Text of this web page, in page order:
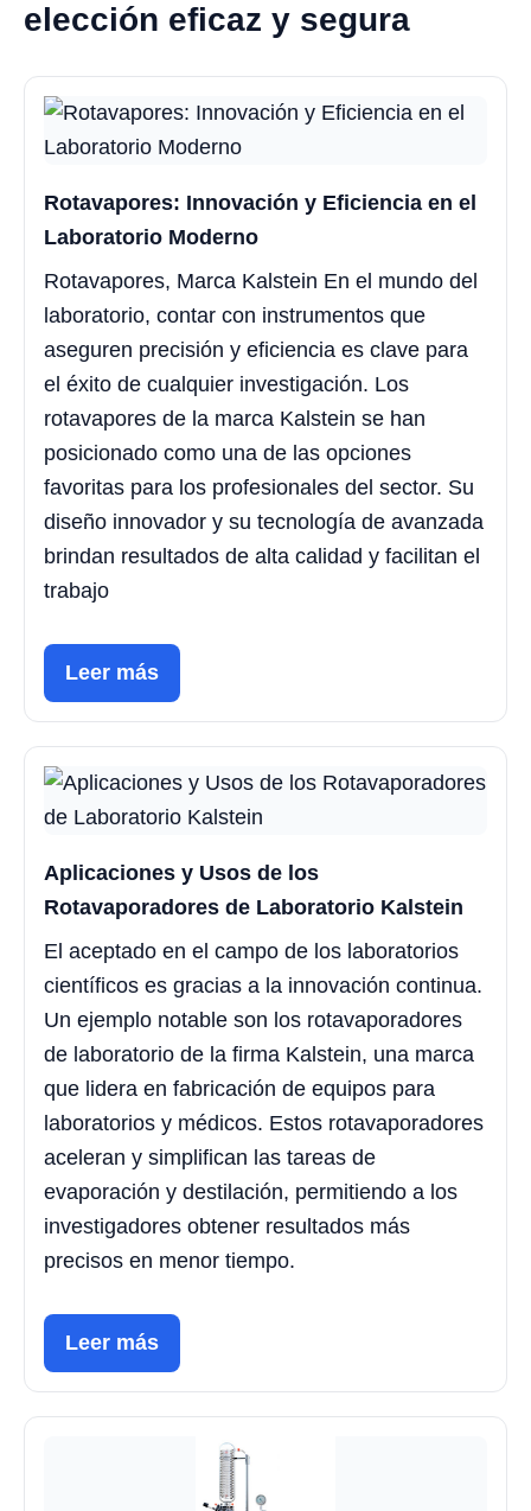
elección eficaz y segura
Rotavapores: Innovación y Eficiencia en el
Laboratorio Moderno
Rotavapores, Marca Kalstein En el mundo del
laboratorio, contar con instrumentos que
aseguren precisión y eficiencia es clave para
el éxito de cualquier investigación. Los
rotavapores de la marca Kalstein se han
posicionado como una de las opciones
favoritas para los profesionales del sector. Su
diseño innovador y su tecnología de avanzada
brindan resultados de alta calidad y facilitan el
trabajo
Leer más
Aplicaciones y Usos de los
Rotavaporadores de Laboratorio Kalstein
El aceptado en el campo de los laboratorios
científicos es gracias a la innovación continua.
Un ejemplo notable son los rotavaporadores
de laboratorio de la firma Kalstein, una marca
que lidera en fabricación de equipos para
laboratorios y médicos. Estos rotavaporadores
aceleran y simplifican las tareas de
evaporación y destilación, permitiendo a los
investigadores obtener resultados más
precisos en menor tiempo.
Leer más